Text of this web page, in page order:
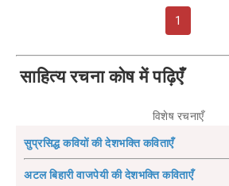
1
साहित्य रचना कोष में पढ़िएँ
विशेष रचनाएँ
सुप्रसिद्ध कवियों की देशभक्ति कविताएँ
अटल बिहारी वाजपेयी की देशभक्ति कविताएँ